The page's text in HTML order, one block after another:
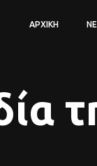
ΑΡΧΙΚΉ